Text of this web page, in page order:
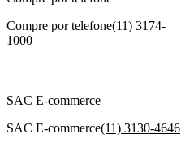
Compre por telefone(11) 3174-
1000
SAC E-commerce
SAC E-commerce(11) 3130-4646